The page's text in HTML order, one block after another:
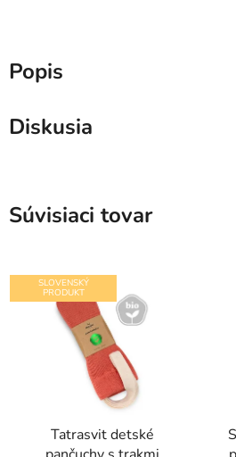
Popis
Diskusia
Súvisiaci tovar
SLOVENSKÝ
PRODUKT
Tatrasvit detské